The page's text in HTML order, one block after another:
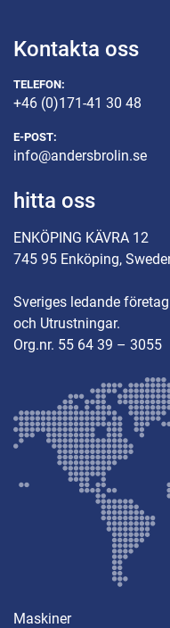
Kontakta oss
TELEFON:
+46 (0)171-41 30 48
E-POST:
info@andersbrolin.se
hitta oss
ENKÖPING KÄVRA 12
745 95 Enköping,
Sveriges ledande
och Utrustningar.
Org.nr. 55 64 39 – 3055
Maskiner